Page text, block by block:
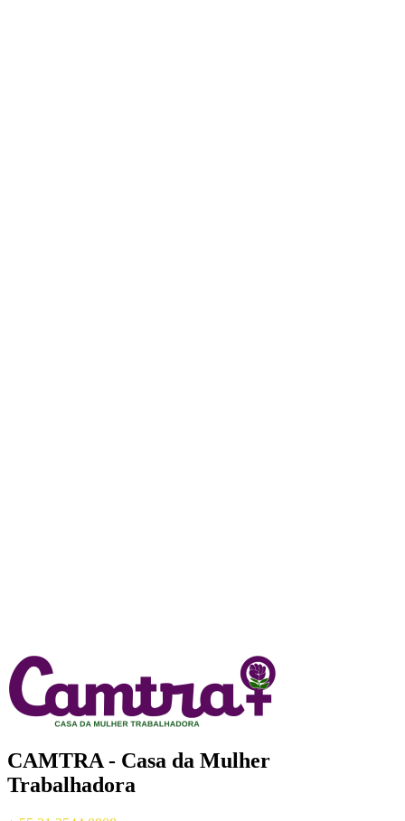
CAMTRA - Casa da Mulher
Trabalhadora